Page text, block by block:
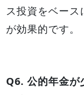
ス投資をベース
が効果的です。
Q6. 公的年金が